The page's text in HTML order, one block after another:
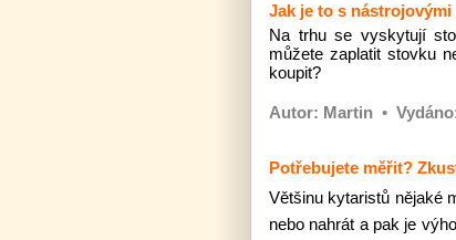
Jak je to s nástrojovými
Na trhu se vyskytují
můžete zaplatit stovku
koupit?
Autor: Martin •
Potřebujete měřit?
Většinu kytaristů nějaké
nebo nahrát a pak je